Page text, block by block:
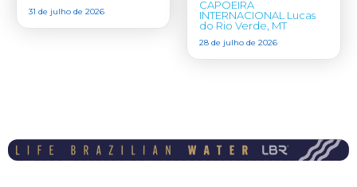
31 de julho de 2026
CAPOEIRA
INTERNACIONAL Lucas
do Rio Verde, MT
28 de julho de 2026